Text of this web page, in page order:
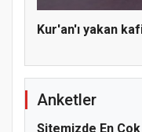
Kur'an'ı yakan
Anketler
Sitemizde En